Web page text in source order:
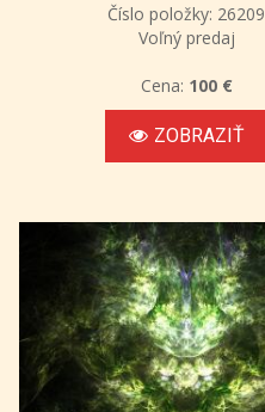
Číslo položky: 26209
Voľný predaj
Cena: 100 €
ZOBRAZIŤ